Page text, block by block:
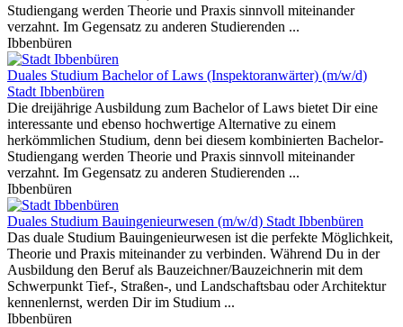
Studiengang werden Theorie und Praxis sinnvoll miteinander
verzahnt. Im Gegensatz zu anderen Studierenden ...
Ibbenbüren
Duales Studium Bachelor of Laws (Inspektoranwärter) (m/w/d)
Stadt Ibbenbüren
Die dreijährige Ausbildung zum Bachelor of Laws bietet Dir eine
interessante und ebenso hochwertige Alternative zu einem
herkömmlichen Studium, denn bei diesem kombinierten Bachelor-
Studiengang werden Theorie und Praxis sinnvoll miteinander
verzahnt. Im Gegensatz zu anderen Studierenden ...
Ibbenbüren
Duales Studium Bauingenieurwesen (m/w/d) Stadt Ibbenbüren
Das duale Studium Bauingenieurwesen ist die perfekte Möglichkeit,
Theorie und Praxis miteinander zu verbinden. Während Du in der
Ausbildung den Beruf als Bauzeichner/Bauzeichnerin mit dem
Schwerpunkt Tief-, Straßen-, und Landschaftsbau oder Architektur
kennenlernst, werden Dir im Studium ...
Ibbenbüren